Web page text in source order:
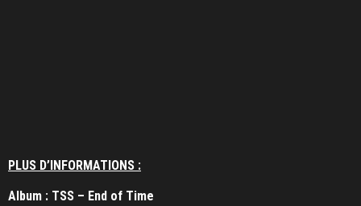
PLUS D’INFORMATIONS :
Album : TSS – End of Time